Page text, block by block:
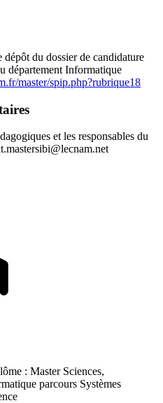
du dossier de candidature
département Informatique
master/spip.php?rubrique18
et les responsables du
: Master Sciences,
parcours Systèmes